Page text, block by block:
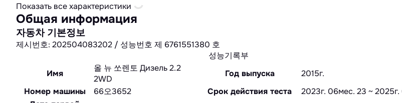
Показать все характеристики
Общая информация
자동차 기본정보
제시번호: 202504083202 / 성능번호 제 6761551380 호
성능기록부
Имя
올 뉴 쏘렌토 Дизель 2.2
2WD
Год выпуска
2015г.
Номер машины
66오3652 Срок действия теста
2023г. 06мес. 23 ~